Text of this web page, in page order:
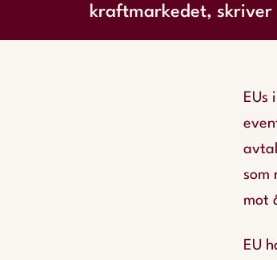
kraftmarkedet, skriver
EUs
som
mot
EU